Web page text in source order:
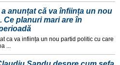
anunțat că va înființa un nou
Ce planuri mari are în
ca va inființa un nou partid politic cu care
...